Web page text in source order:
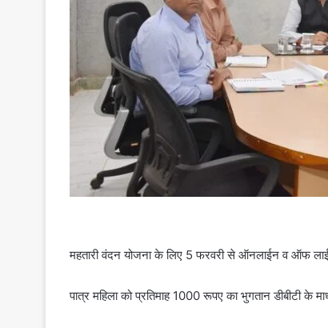
महतारी वंदन योजना के लिए 5 फरवरी से ऑनलाईन व ऑफ
पात्र महिला को प्रतिमाह 1000 रूपए का भुगतान डीबीटी के